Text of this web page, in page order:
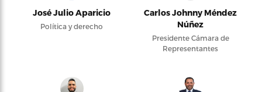
José Julio Aparicio
Política y derecho
Carlos Johnny Méndez
Núñez
Presidente Cámara de
Representantes